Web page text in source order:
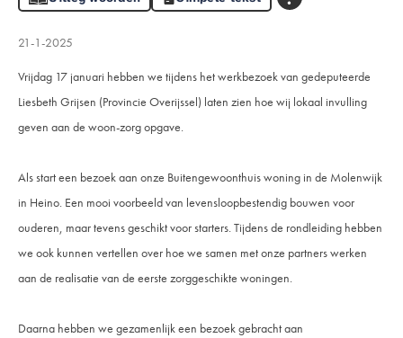
21-1-2025
Vrijdag 17 januari hebben we tijdens het werkbezoek van gedeputeerde
Liesbeth Grijsen (Provincie Overijssel) laten zien hoe wij lokaal invulling
geven aan de woon-zorg opgave.
Als start een bezoek aan onze Buitengewoonthuis woning in de Molenwijk
in Heino. Een mooi voorbeeld van levensloopbestendig bouwen voor
ouderen, maar tevens geschikt voor starters. Tijdens de rondleiding hebben
we ook kunnen vertellen over hoe we samen met onze partners werken
aan de realisatie van de eerste zorggeschikte woningen.
Daarna hebben we gezamenlijk een bezoek gebracht aan